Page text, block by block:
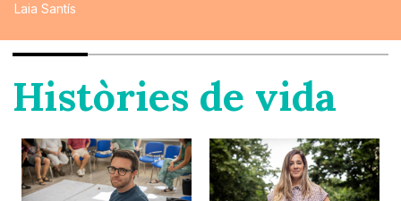
Laia Santís
Històries de vida